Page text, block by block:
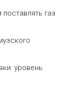
газ
уровень